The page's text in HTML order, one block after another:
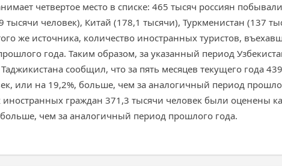
четвертое место в списке: 465 тысяч россиян
тысячи человек), Китай (178,1 тысячи), Туркменистан (137
же источника, количество иностранных туристов,
года. Таким образом, за указанный период
сообщил, что за пять месяцев текущего года
или на 19,2%, больше, чем за аналогичный период
иностранных граждан 371,3 тысячи человек были оценены
чем за аналогичный период прошлого года.